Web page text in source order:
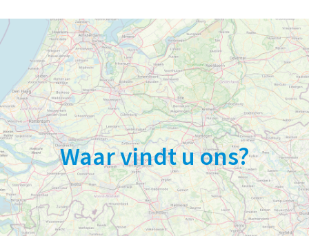
Waar vindt u ons?